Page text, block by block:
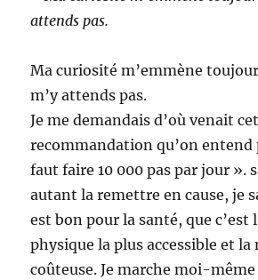
attends pas.
Ma curiosité m’emmène
m’y attends pas.
Je me demandais d’où venait
recommandation qu’on
faut faire 10 000 pas par jour ».
autant la remettre en cause, je
est bon pour la santé, que c’est
physique la plus accessible et la
coûteuse. Je marche moi-